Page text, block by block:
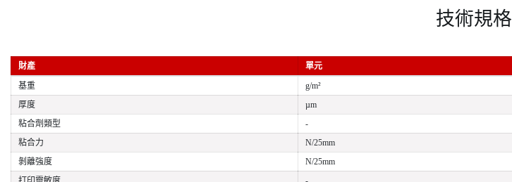
技術規格
財產 單元
基重
g/m²
厚度
µm
粘合劑類型
-
粘合力
N/25mm
剝離強度
N/25mm